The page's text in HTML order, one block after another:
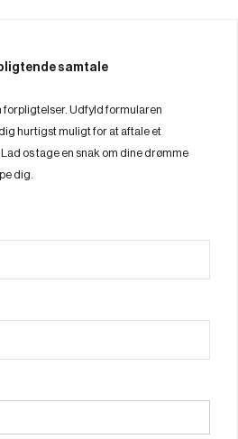
samtale
forpligtelser. Udfyld formularen
hurtigst muligt for at aftale et
os tage en snak om dine drømme
dig.